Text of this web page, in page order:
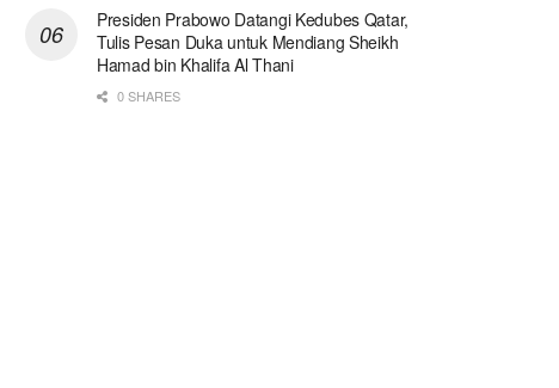
Presiden Prabowo Datangi Kedubes Qatar,
Tulis Pesan Duka untuk Mendiang Sheikh
Hamad bin Khalifa Al Thani
0 SHARES